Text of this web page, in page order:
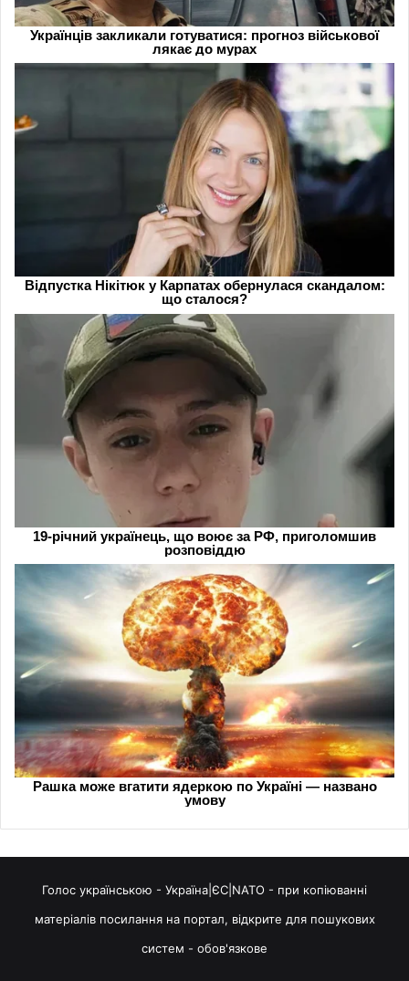
Голос українською - Україна|ЄС|NATO - при копіюванні
матеріалів посилання на портал, відкрите для пошукових
систем - обов'язкове